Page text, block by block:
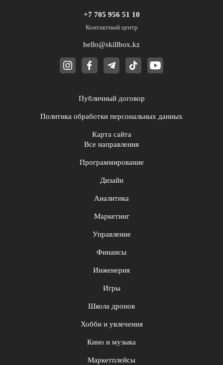
+7 705 956 51 10
Контактный центр
hello@skillbox.kz
Публичный договор
Политика обработки персональных данных
Карта сайта
Все направления
Программирование
Дизайн
Аналитика
Маркетинг
Управление
Финансы
Инженерия
Игры
Школа дронов
Хобби и увлечения
Кино и музыка
Маркетплейсы